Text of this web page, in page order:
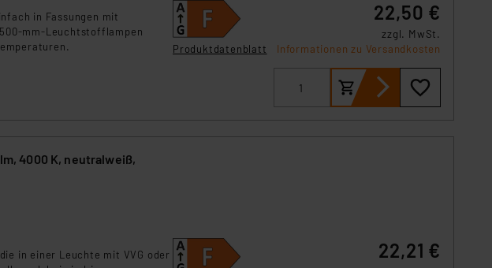
in Fassungen mit
mm-Leuchtstofflampen
Produktdatenblatt
22,50 €
zzgl. MwSt.
Informationen zu Versandkosten
4000 K, neutralweiß,
in einer Leuchte mit VVG oder
22,21 €